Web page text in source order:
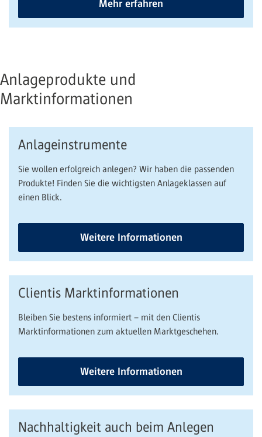
Mehr erfahren
Anlageprodukte und
Marktinformationen
Anlageinstrumente
Sie wollen erfolgreich anlegen? Wir haben die passenden
Produkte! Finden Sie die wichtigsten Anlageklassen auf
einen Blick.
Weitere Informationen
Clientis Marktinformationen
Bleiben Sie bestens informiert – mit den Clientis
Marktinformationen zum aktuellen Marktgeschehen.
Weitere Informationen
Nachhaltigkeit auch beim Anlegen